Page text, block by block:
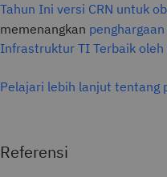
Tahun Ini versi CRN untuk
memenangkan
Infrastruktur TI Terbaik oleh
Pelajari lebih lanjut tentang
Referensi